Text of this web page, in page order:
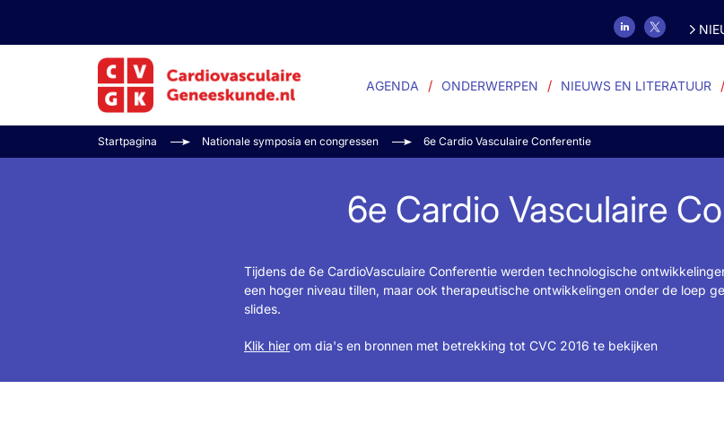
AGENDA ONDERWERPEN NIEUWS EN LITERATUUR
Startpagina Nationale symposia en congressen 6e Cardio Vasculaire Conferentie
6e Cardio Vasculaire
Tijdens de 6e CardioVasculaire Conferentie werden technologische
een hoger niveau tillen, maar ook therapeutische ontwikkelingen onder de loep
slides.
Klik hier om dia's en bronnen met betrekking tot CVC 2016 te bekijken